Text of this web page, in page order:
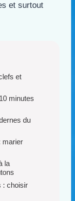
et surtout
et
minutes
du
marier
la
: choisir